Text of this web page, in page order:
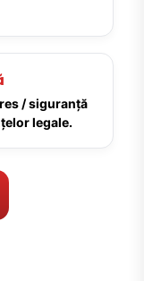
/ siguranță
legale.